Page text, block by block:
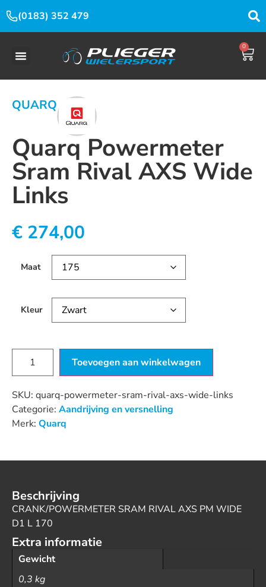
(0183) 352 479
0
QUARQ
Quarq Powermeter
Sram Rival AXS Wide
Links
€ 274,00
Maat
Kleur
Toevoegen aan winkelwagen
SKU: quarq-powermeter-sram-rival-axs-wide-links
Categorie: Aandrijving en versnelling
Merk: Quarq
Beschrijving
CRANK/POWERMETER SRAM RIVAL AXS PM WIDE
D1 L 170
Extra informatie
Gewicht
0,3 kg